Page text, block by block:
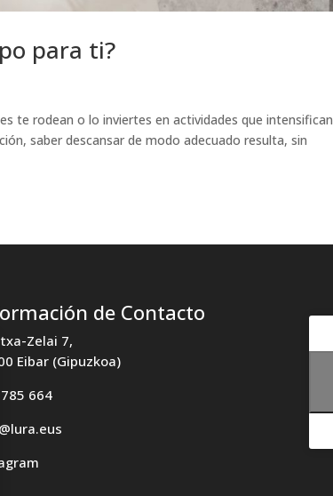
para ti?
te rodean o lo inviertes en actividades que intensifican
saber descansar de modo adecuado resulta, sin
de Contacto
Zelai 7,
Eibar (Gipuzkoa)
785 664